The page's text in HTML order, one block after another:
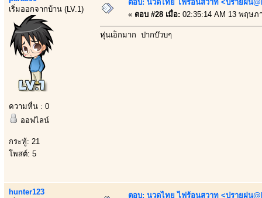
เริ่มออกจากบ้าน (LV.1)
ความหื่น : 0
ออฟไลน์
กระทู้: 21
โพสต์: 5
ตอบ: นวดไทย ไฟร้อนสวาท <ปรายฝน
« ตอบ #28 เมื่อ: 02:35:14 AM 13 พฤษภ
หุ่นเอ็กมาก ปากบ๊วบๆ
hunter123
ตอบ: นวดไทย ไฟร้อนสวาท <ปรายฝน